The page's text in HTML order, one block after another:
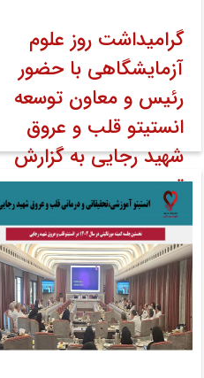
گرامیداشت روز علوم
آزمایشگاهی با حضور
رئیس و معاون توسعه
انستیتو قلب و عروق
شهید رجایی به گزارش
تصویر
۳۰ فروردین ۱۴۰۴ اخبار اخبار مرکز به
کوشش روابط عمومی روابط عمومی